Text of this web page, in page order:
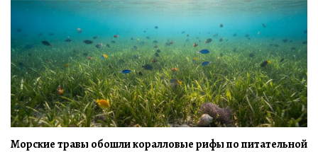
Морские травы обошли коралловые рифы по питательной